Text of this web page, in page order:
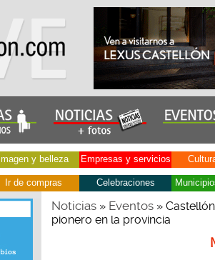
Imagen y belleza Empresas y servicios
Ir de compras Celebraciones
Noticias» Eventos»
pionero en la provincia